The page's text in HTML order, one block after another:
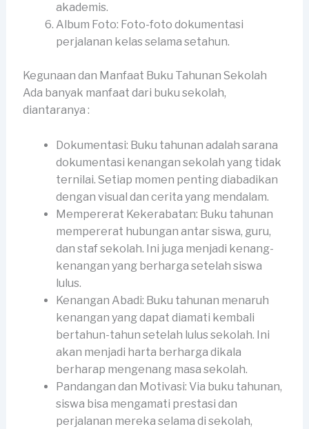
akademis.
Album Foto: Foto-foto dokumentasi
perjalanan kelas selama setahun.
Kegunaan dan Manfaat Buku Tahunan Sekolah
Ada banyak manfaat dari buku sekolah,
diantaranya :
Dokumentasi: Buku tahunan adalah sarana
dokumentasi kenangan sekolah yang tidak
ternilai. Setiap momen penting diabadikan
dengan visual dan cerita yang mendalam.
Mempererat Kekerabatan: Buku tahunan
mempererat hubungan antar siswa, guru,
dan staf sekolah. Ini juga menjadi kenang-
kenangan yang berharga setelah siswa
lulus.
Kenangan Abadi: Buku tahunan menaruh
kenangan yang dapat diamati kembali
bertahun-tahun setelah lulus sekolah. Ini
akan menjadi harta berharga dikala
berharap mengenang masa sekolah.
Pandangan dan Motivasi: Via buku tahunan,
siswa bisa mengamati prestasi dan
perjalanan mereka selama di sekolah,